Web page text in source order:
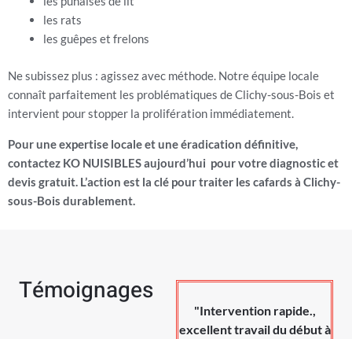
les rats
les guêpes et frelons
Ne subissez plus : agissez avec méthode. Notre équipe locale
connaît parfaitement les problématiques de Clichy-sous-Bois et
intervient pour stopper la prolifération immédiatement.
Pour une expertise locale et une éradication définitive,
contactez KO NUISIBLES aujourd’hui pour votre diagnostic et
devis gratuit. L’action est la clé pour traiter les cafards à Clichy-
sous-Bois durablement.
Témoignages
"Intervention rapide.,
excellent travail du début à